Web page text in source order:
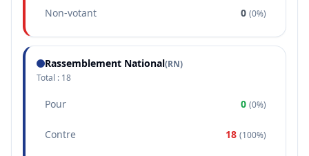
Non-votant 0 (0%)
Rassemblement National(RN)
Total : 18
Pour 0 (0%)
Contre 18 (100%)